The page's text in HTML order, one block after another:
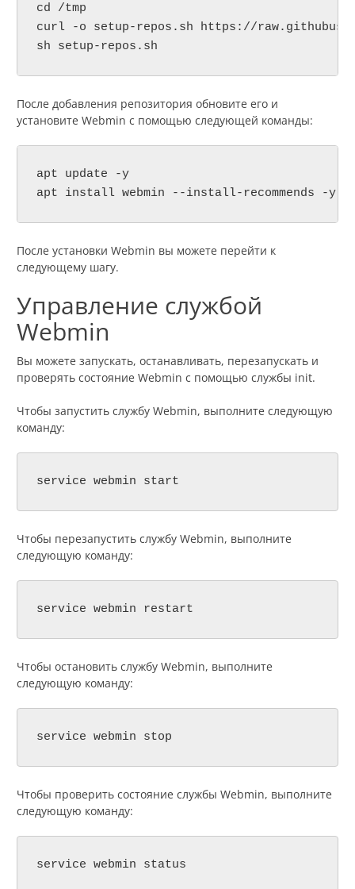
cd /tmp
curl -o setup-repos.sh https://
sh setup-repos.sh
После добавления репозитория обновите его и
установите Webmin с помощью следующей команды:
apt update -y
apt install webmin --install-recommends -y
После установки Webmin вы можете перейти к
следующему шагу.
Управление службой
Webmin
Вы можете запускать, останавливать, перезапускать и
проверять состояние Webmin с помощью службы init.
Чтобы запустить службу Webmin, выполните следующую
команду:
service webmin start
Чтобы перезапустить службу Webmin, выполните
следующую команду:
service webmin restart
Чтобы остановить службу Webmin, выполните
следующую команду:
service webmin stop
Чтобы проверить состояние службы Webmin, выполните
следующую команду:
service webmin status